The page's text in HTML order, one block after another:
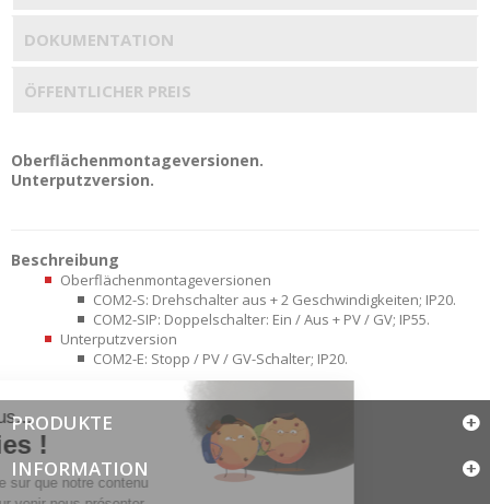
DOKUMENTATION
ÖFFENTLICHER PREIS
Oberflächenmontageversionen.
Unterputzversion.
Beschreibung
Oberflächenmontageversionen
COM2-S: Drehschalter aus + 2 Geschwindigkeiten; IP20.
COM2-SIP: Doppelschalter: Ein / Aus + PV / GV; IP55.
Unterputzversion
COM2-E: Stopp / PV / GV-Schalter; IP20.
PRODUKTE
INFORMATION